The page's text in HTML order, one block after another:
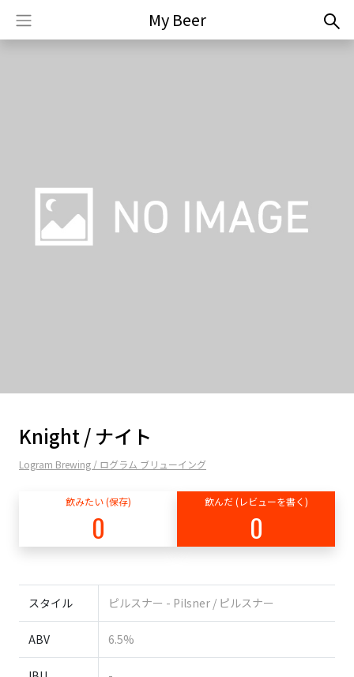
My Beer
Knight / ナイト
Logram Brewing / ログラム ブリューイング
飲みたい (保存)
0
飲んだ (レビューを書く)
0
スタイル ピルスナー - Pilsner / ピルスナー
ABV 6.5%